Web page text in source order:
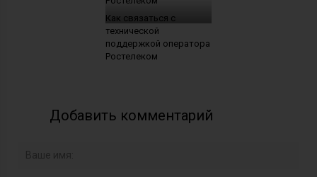
Как связаться с
технической
поддержкой оператора
Ростелеком
Добавить комментарий